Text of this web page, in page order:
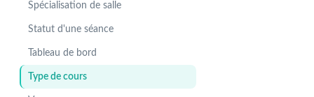
Spécialisation de salle
Statut d'une séance
Tableau de bord
Type de cours